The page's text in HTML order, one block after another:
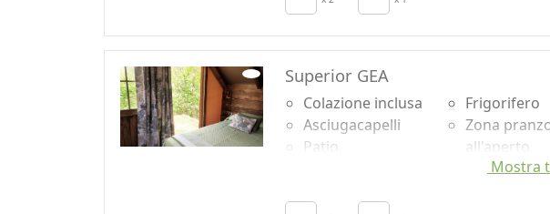
Armadio o
Guardaroba
free, no
Superior GEA
Colazione inclusa
Asciugacapelli
Patio
Frigorifero
Zona
all'aperto
Doccia
Mostra